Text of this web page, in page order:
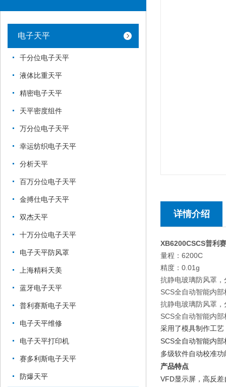
电子天平
千分位电子天平
液体比重天平
精密电子天平
天平密度组件
万分位电子天平
幸运纺织电子天平
分析天平
百万分位电子天平
金搏仕电子天平
双杰天平
十万分位电子天平
电子天平防风罩
上海精科天美
蓝牙电子天平
普利赛斯电子天平
电子天平维修
电子天平打印机
赛多利斯电子天平
防爆天平
详情介绍
XB6200CSCS普利
量程：6200C
精度：0.01g
抗静电玻璃防风罩
SCS全自动智能内
抗静电玻璃防风罩
SCS全自动智能内
采用了模具制作工
SCS全自动智能内
多级软件自动校准
产品特点
VFD显示屏，高反